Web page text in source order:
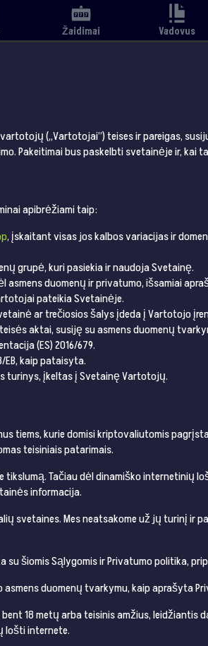
Žaidimai Vadovus
(„Vartotojai”) teises ir pareigas,
Pakeitimai bus paskelbti svetainėje ir, kai
apibrėžiami taip:
, įskaitant visas jos kalbos variacijas ir
grupė, kuri pasiekia ir naudoja Svetainę.
asmens duomenų ir privatumo, išsamiai
pateikia Svetainėje.
ar trečiosios šalys įdeda į Vartotojo
aktai, susiję su asmens duomenų
(ES) 2016/679.
EB, kaip pataisyta.
turinys, įkeltas į Svetainę Vartotojų.
tiems, kurie domisi kriptovaliutomis
teisiniais patarimais.
Tačiau dėl dinamiško internetinių
informacija.
svetaines. Mes neatsakome už jų turinį
šiomis Sąlygomis ir Privatumo politika,
duomenų tvarkymu, kaip aprašyta
18 metų arba teisinis amžius,
lošti internete.